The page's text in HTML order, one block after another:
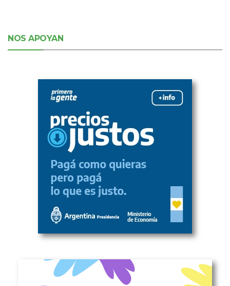
NOS APOYAN